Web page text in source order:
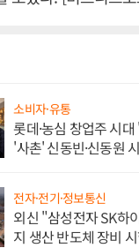
소비자·유통
롯데·농심 창업주 시
'사촌' 신동빈·신동원
전자·전기·정보통신
외신 "삼성전자 SK하
지 생산 반도체 장비